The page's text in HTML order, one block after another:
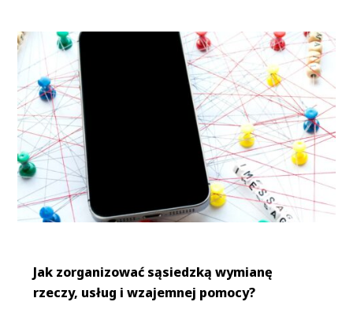
Jak zorganizować sąsiedzką wymianę
rzeczy, usług i wzajemnej pomocy?